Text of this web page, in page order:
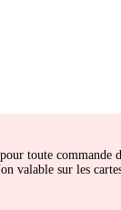
toute commande
valable sur les